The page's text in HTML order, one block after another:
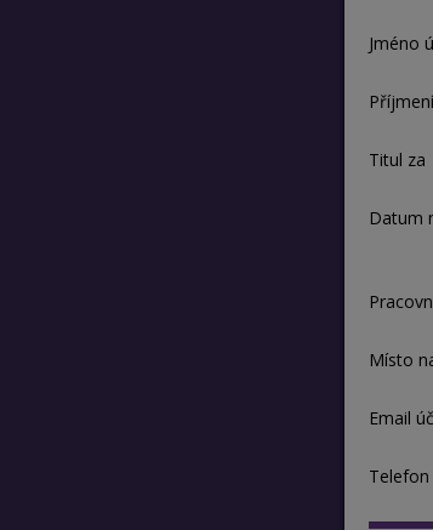
Jméno
Titul za
Datum
Místo
Email